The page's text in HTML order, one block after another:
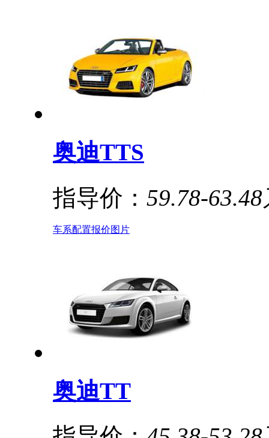
奥迪TTS
指导价： 59.78-63.48
车系配置报价图片
奥迪TT